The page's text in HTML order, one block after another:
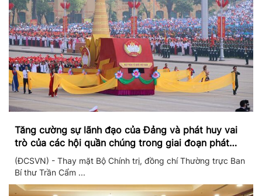
Tăng cường sự lãnh đạo của Đảng và phát huy vai
trò của các hội quần chúng trong giai đoạn phát
triển mới
(ĐCSVN) - Thay mặt Bộ Chính trị, đồng chí Thường trực Ban
Bí thư Trần Cẩm ...